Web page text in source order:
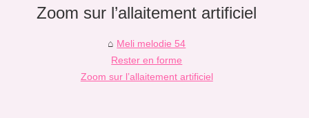
Zoom sur l’allaitement artificiel
Meli melodie 54
Rester en forme
Zoom sur l’allaitement artificiel